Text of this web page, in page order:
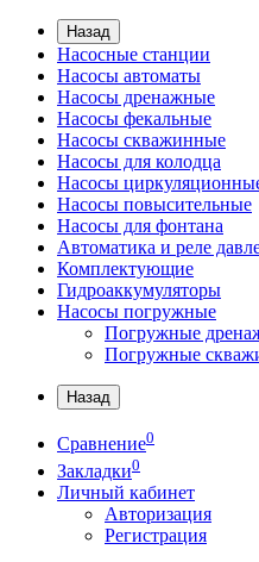
Назад
Насосные станции
Насосы автоматы
Насосы дренажные
Насосы фекальные
Насосы скважинные
Насосы для колодца
Насосы
Насосы повысительные
Насосы для фонтана
Автоматика и реле
Комплектующие
Гидроаккумуляторы
Насосы погружные
Погружные
Погружные
Назад
Сравнение0
Закладки0
Личный кабинет
Авторизация
Регистрация